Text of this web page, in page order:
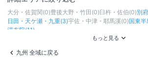
大分・佐賀関(0)豊後大野・竹田 (0)臼杵・佐伯(0)別府
日田・天ケ瀬・九重(3)宇佐・中津・耶馬溪(0)国東半
湯布院(11)
九州 全域に戻る